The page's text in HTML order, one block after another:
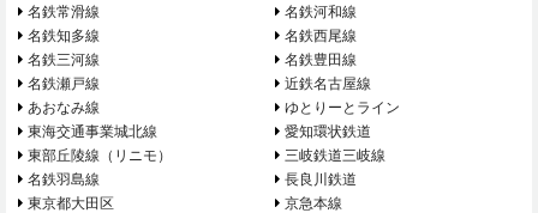
名鉄常滑線
名鉄河和線
名鉄知多線
名鉄西尾線
名鉄三河線
名鉄豊田線
名鉄瀬戸線
近鉄名古屋線
あおなみ線
ゆとりーとライン
東海交通事業城北線
愛知環状鉄道
東部丘陵線（リニモ）
三岐鉄道三岐線
名鉄羽島線
長良川鉄道
東京都大田区
京急本線